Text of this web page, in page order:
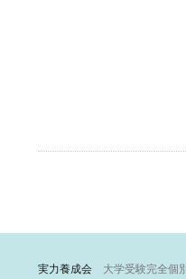
実力養成会 大学受験完全個